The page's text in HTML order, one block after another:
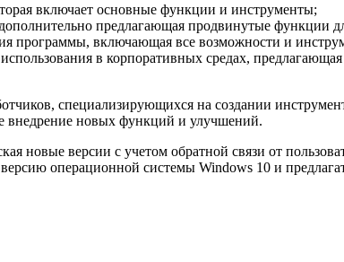
включает основные функции и инструменты;
предлагающая продвинутые функции
программы, включающая все возможности и
в корпоративных средах,
специализирующихся на создании
внедрение новых функций и улучшений.
новые версии с учетом обратной связи от
операционной системы Windows 10 и